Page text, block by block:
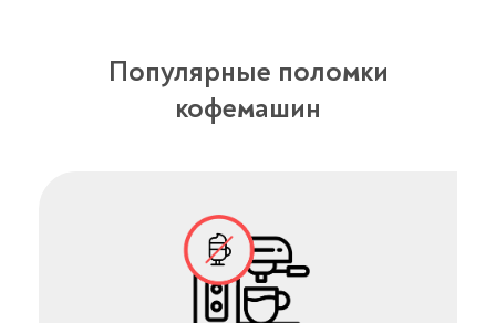
Популярные поломки
кофемашин